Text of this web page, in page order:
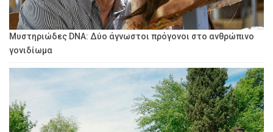
Μυστηριώδες DNA: Δύο άγνωστοι πρόγονοι στο ανθρώπινο
γονιδίωμα